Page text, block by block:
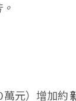
萬元）增加約